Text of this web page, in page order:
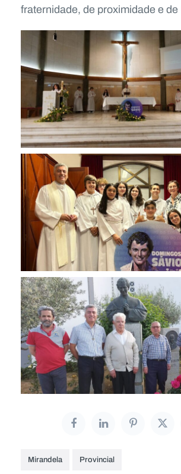
fraternidade, de proximidade e de
Mirandela Provincial